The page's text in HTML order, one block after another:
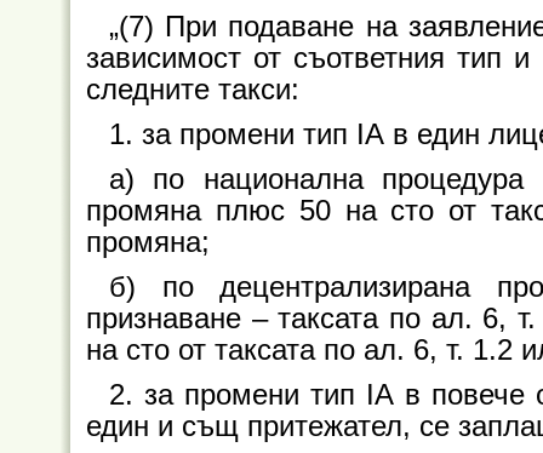
„(7) При подаване на
зависимост от съответния тип
следните такси:
1. за промени тип IА в един
а) по национална
промяна плюс 50 на сто от
промяна;
б) по децентрализирана
признаване – таксата по ал. 6,
на сто от таксата по ал. 6, т.
2. за промени тип ІА в повече
един и същ притежател, се